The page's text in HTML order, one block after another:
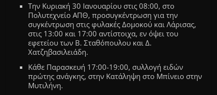
Την Κυριακή 30 Ιανουαρίου στις 08:00, στο
Πολυτεχνείο ΑΠΘ, προσυγκέντρωση για την
συγκέντρωση στις φυλακές Δομοκού και Λάρισας,
στις 13:00 και 17:00 αντίστοιχα, εν όψει του
εφετείου των Β. Σταθόπουλου και Δ.
Χατζηβασιλειάδη.
Κάθε Παρασκευή 17:00-19:00, συλλογή ειδών
πρώτης ανάγκης, στην Κατάληψη στο Μπίνειο στην
Μυτιλήνη.